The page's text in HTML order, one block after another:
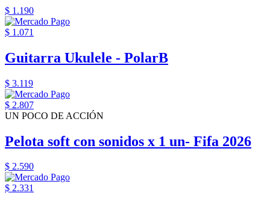
$ 1.190
$ 1.071
Guitarra Ukulele - PolarB
$ 3.119
$ 2.807
UN POCO DE ACCIÓN
Pelota soft con sonidos x 1 un- Fifa 2026
$ 2.590
$ 2.331